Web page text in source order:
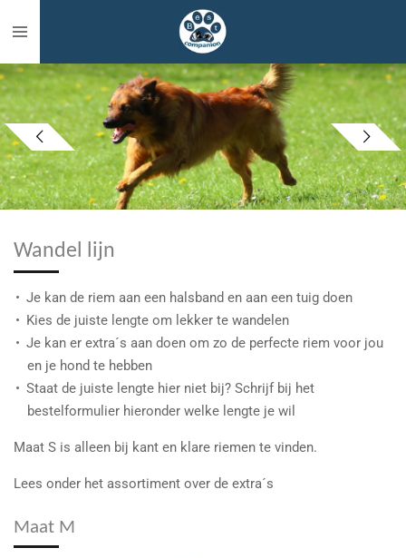
direct
naar
de
hoofdinhoud
Wandel lijn
Je kan de riem aan een halsband en aan een tuig doen
Kies de juiste lengte om lekker te wandelen
Je kan er extra´s aan doen om zo de perfecte riem voor jou
en je hond te hebben
Staat de juiste lengte hier niet bij? Schrijf bij het
bestelformulier hieronder welke lengte je wil
Maat S is alleen bij kant en klare riemen te vinden.
Lees onder het assortiment over de extra´s
Maat M